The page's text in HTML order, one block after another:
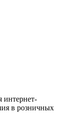
интернет-
в розничных